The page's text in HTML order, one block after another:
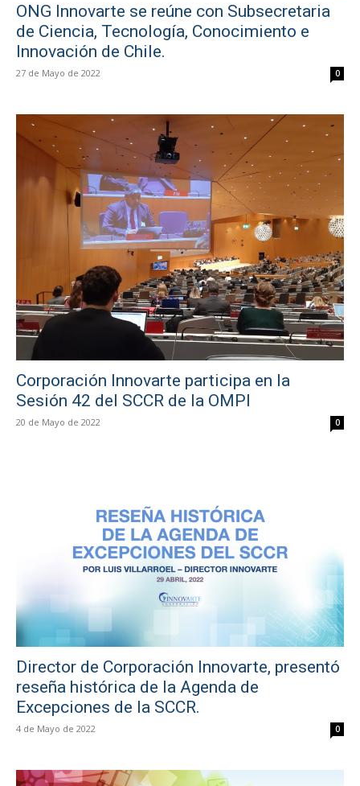
ONG Innovarte se reúne con Subsecretaria
de Ciencia, Tecnología, Conocimiento e
Innovación de Chile.
27 de Mayo de 2022 0
Corporación Innovarte participa en la
Sesión 42 del SCCR de la OMPI
20 de Mayo de 2022 0
Director de Corporación Innovarte, presentó
reseña histórica de la Agenda de
Excepciones de la SCCR.
4 de Mayo de 2022 0